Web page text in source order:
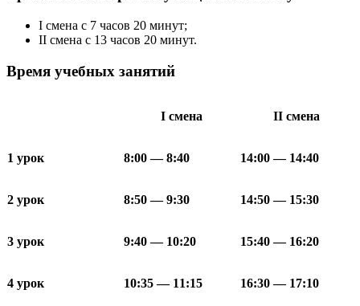
I смена с 7 часов 20 минут;
II смена с 13 часов 20 минут.
Время учебных занятий
I смена II смена
1 урок 8:00 — 8:40 14:00 — 14:40
2 урок 8:50 — 9:30 14:50 — 15:30
3 урок 9:40 — 10:20 15:40 — 16:20
4 урок 10:35 — 11:15 16:30 — 17:10